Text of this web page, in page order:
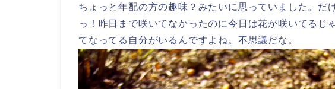
ちょっと年配の方の趣味？みたいに思っていました。だ
っ！昨日まで咲いてなかったのに今日は花が咲いてるじ
てなってる自分がいるんですよね。不思議だな。